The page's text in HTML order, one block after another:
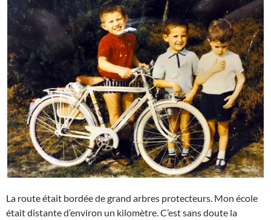
La route était bordée de grand arbres protecteurs. Mon école
était distante d’environ un kilomètre. C’est sans doute la